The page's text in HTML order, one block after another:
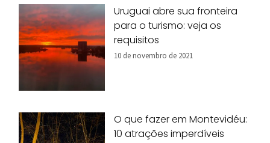
Uruguai abre sua fronteira
para o turismo: veja os
requisitos
10 de novembro de 2021
O que fazer em Montevidéu:
10 atrações imperdíveis